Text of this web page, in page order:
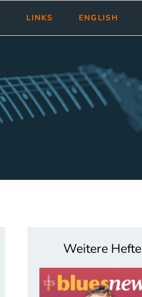
LINKS
Link hinzfügen/ändern
ENGLISH
Weitere Hefte